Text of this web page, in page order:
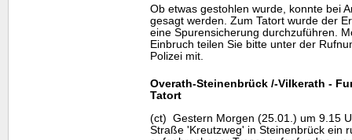
Ob etwas gestohlen wurde, konnte bei
gesagt werden. Zum Tatort wurde der
eine Spurensicherung durchzuführen.
Einbruch teilen Sie bitte unter der
Polizei mit.
Overath-Steinenbrück /-Vilkerath -
Tatort
(ct) Gestern Morgen (25.01.) um 9.15
Straße 'Kreutzweg' in Steinenbrück ein